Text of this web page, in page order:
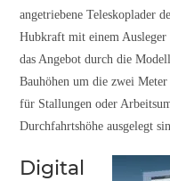
angetriebene Teleskoplader
Hubkraft mit einem
das Angebot durch die
Bauhöhen um die zwei
für Stallungen oder
Durchfahrtshöhe ausgelegt
Digital